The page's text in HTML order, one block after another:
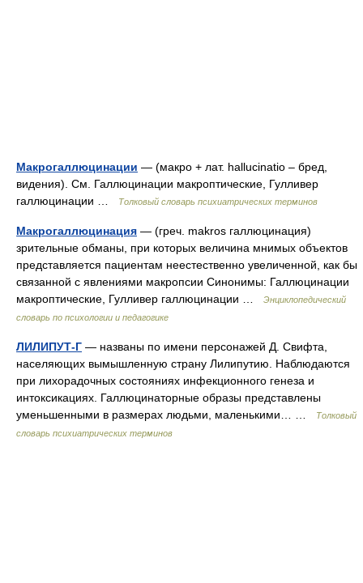
Макрогаллюцинации — (макро + лат. hallucinatio – бред,
видения). См. Галлюцинации макроптические, Гулливер
галлюцинации …
Толковый словарь психиатрических терминов
Макрогаллюцинация — (греч. makros галлюцинация)
зрительные обманы, при которых величина мнимых объектов
представляется пациентам неестественно увеличенной, как бы
связанной с явлениями макропсии Синонимы: Галлюцинации
макроптические, Гулливер галлюцинации …
Энциклопедический
словарь по психологии и педагогике
ЛИЛИПУТ-Г — названы по имени персонажей Д. Свифта,
населяющих вымышленную страну Лилипутию. Наблюдаются
при лихорадочных состояниях инфекционного генеза и
интоксикациях. Галлюцинаторные образы представлены
уменьшенными в размерах людьми, маленькими… …
Толковый
словарь психиатрических терминов